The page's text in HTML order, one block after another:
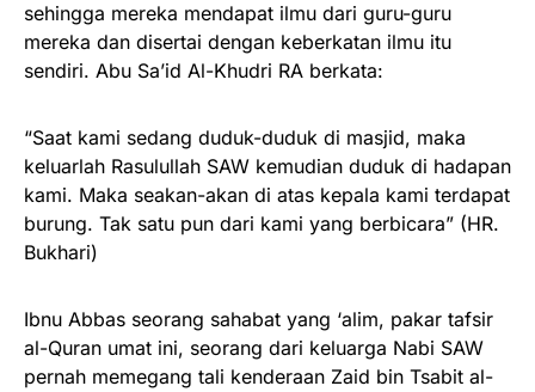
sehingga mereka mendapat ilmu dari guru-guru
mereka dan disertai dengan keberkatan ilmu itu
sendiri. Abu Sa’id Al-Khudri RA berkata:
“Saat kami sedang duduk-duduk di masjid, maka
keluarlah Rasulullah SAW kemudian duduk di hadapan
kami. Maka seakan-akan di atas kepala kami terdapat
burung. Tak satu pun dari kami yang berbicara” (HR.
Bukhari)
Ibnu Abbas seorang sahabat yang ‘alim, pakar tafsir
al-Quran umat ini, seorang dari keluarga Nabi SAW
pernah memegang tali kenderaan Zaid bin Tsabit al-